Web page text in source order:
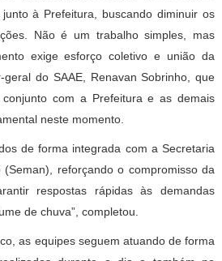
à Prefeitura, buscando diminuir os
Não é um trabalho simples, mas
exige esforço coletivo e união da
geral do SAAE, Renavan Sobrinho, que
com a Prefeitura e as demais
neste momento.
de forma integrada com a Secretaria
(Seman), reforçando o compromisso da
respostas rápidas às demandas
de chuva”, completou.
as equipes seguem atuando de forma